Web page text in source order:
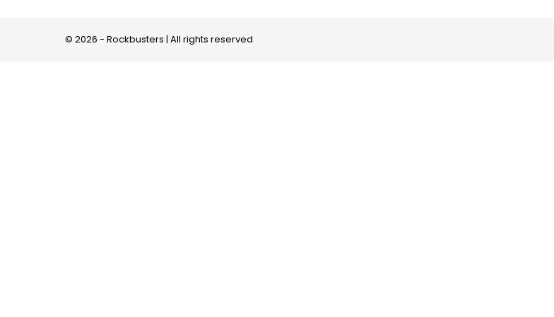
© 2026 - Rockbusters | All rights reserved